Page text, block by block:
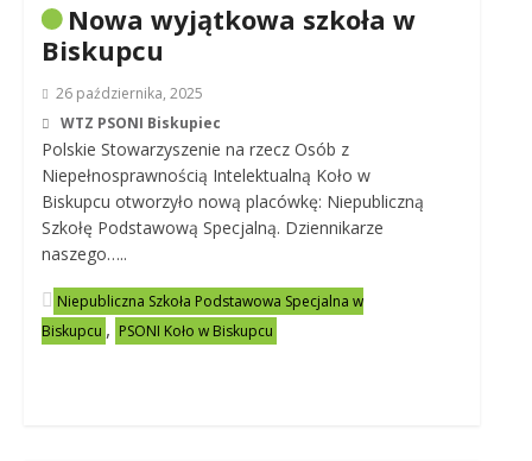
Nowa wyjątkowa szkoła w
Biskupcu
26 października, 2025
WTZ PSONI Biskupiec
Polskie Stowarzyszenie na rzecz Osób z
Niepełnosprawnością Intelektualną Koło w
Biskupcu otworzyło nową placówkę: Niepubliczną
Szkołę Podstawową Specjalną. Dziennikarze
naszego…..
Niepubliczna Szkoła Podstawowa Specjalna w
Biskupcu , PSONI Koło w Biskupcu